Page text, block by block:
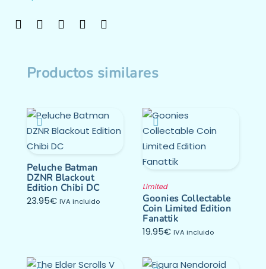
Productos similares
Peluche Batman
DZNR Blackout
Edition Chibi DC
23.95€ IVA incluido
Limited
Goonies Collectable
Coin Limited Edition
Fanattik
19.95€ IVA incluido